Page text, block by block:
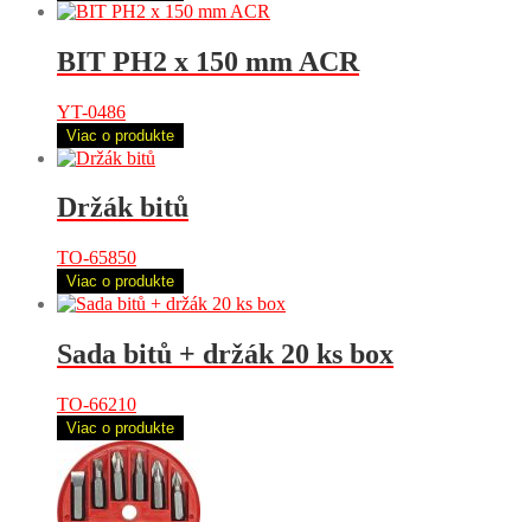
BIT PH2 x 150 mm ACR
YT-0486
Viac o produkte
Držák bitů
TO-65850
Viac o produkte
Sada bitů + držák 20 ks box
TO-66210
Viac o produkte